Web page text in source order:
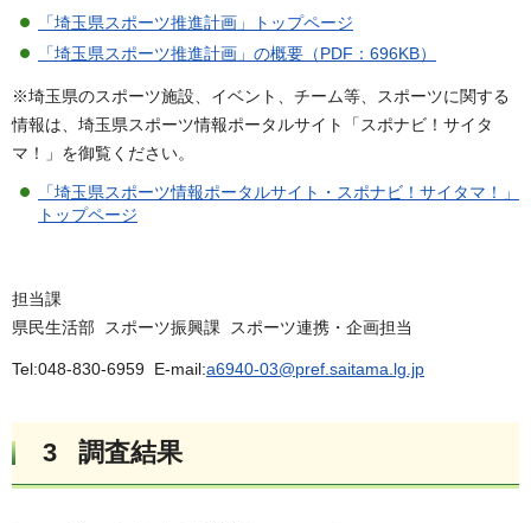
「埼玉県スポーツ推進計画」トップページ
「埼玉県スポーツ推進計画」の概要（PDF：696KB）
※埼玉県のスポーツ施設、イベント、チーム等、スポーツに関する
情報は、埼玉県スポーツ情報ポータルサイト「スポナビ！サイタ
マ！」を御覧ください。
「埼玉県スポーツ情報ポータルサイト・スポナビ！サイタマ！」
トップページ
担当課
県民生活部 スポーツ振興課 スポーツ連携・企画担当
Tel:048-830-6959 E-mail:a6940-03@pref.saitama.lg.jp
3 調査結果